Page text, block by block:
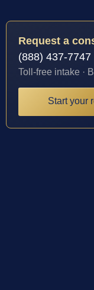
Request a
(888) 437-7747
Toll-free intake ·
Start your